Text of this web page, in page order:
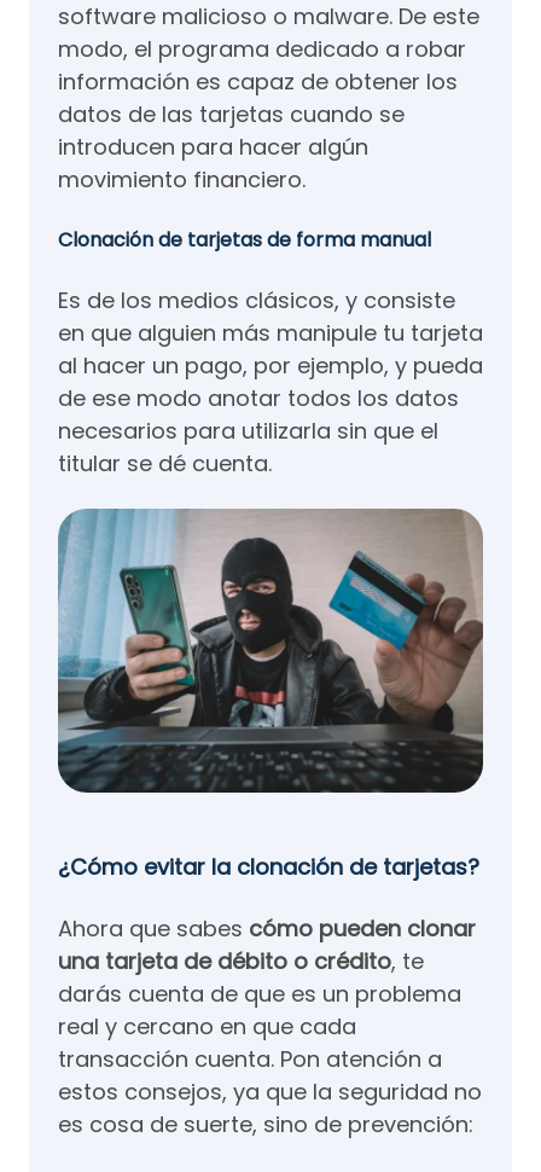
software malicioso o malware. De este
modo, el programa dedicado a robar
información es capaz de obtener los
datos de las tarjetas cuando se
introducen para hacer algún
movimiento financiero.
Clonación de tarjetas de forma manual
Es de los medios clásicos, y consiste
en que alguien más manipule tu tarjeta
al hacer un pago, por ejemplo, y pueda
de ese modo anotar todos los datos
necesarios para utilizarla sin que el
titular se dé cuenta.
¿Cómo evitar la clonación de tarjetas?
Ahora que sabes cómo pueden clonar
una tarjeta de débito o crédito, te
darás cuenta de que es un problema
real y cercano en que cada
transacción cuenta. Pon atención a
estos consejos, ya que la seguridad no
es cosa de suerte, sino de prevención: